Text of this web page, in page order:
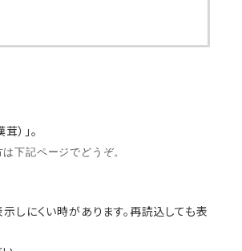
）」。
下記ページでどうぞ。
しにくい時があります。再読込しても表